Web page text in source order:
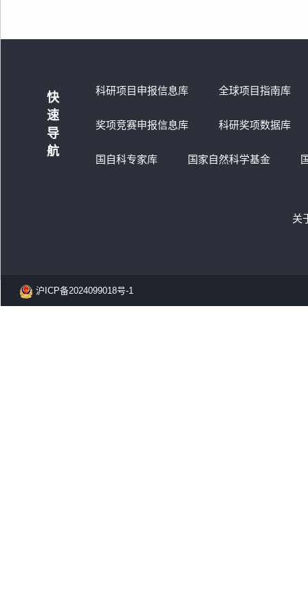
快
速
导
航
科研项目申报信息库 全球项目指南库
奖项竞赛申报信息库 科研奖项数据库
国自科专家库 国家自然科学基金
关
沪ICP备2024099018号-1